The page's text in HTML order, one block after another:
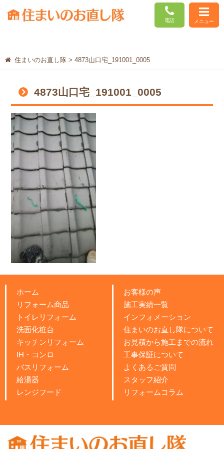
電話 メニュー
住まいのお直し隊> 4873山口宅_191001_0005
4873山口宅_191001_0005
ホーム
リフォーム商品
トイレリフォーム
洗面化粧台
キッチンリフォーム
IH・コンロ
バスリフォーム
給湯器
レンジフード
お客様の声
施工実績一覧
インフォメーション
住まいのお直し隊について
お見積から施工までの流れ
工事保証について
よくあるご質問
スタッフ紹介
リフォームコラム